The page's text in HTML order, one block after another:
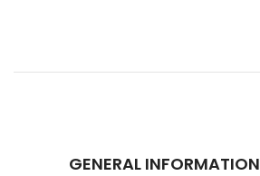
GENERAL INFORMATION